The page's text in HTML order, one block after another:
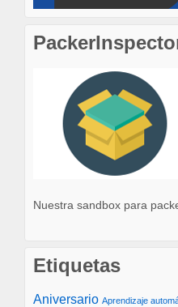
Nuestra sandbox para
Etiquetas
Aniversario Aprendizaje